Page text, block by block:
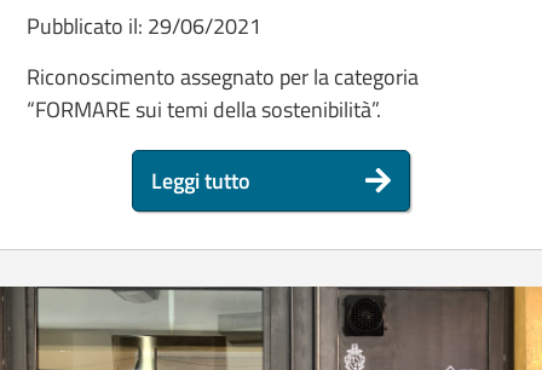
Pubblicato il: 29/06/2021
Riconoscimento assegnato per la categoria
“FORMARE sui temi della sostenibilità”.
Leggi tutto